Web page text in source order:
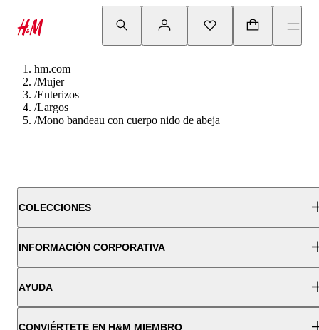
hm.com
/Mujer
/Enterizos
/Largos
/Mono bandeau con cuerpo nido de abeja
COLECCIONES
INFORMACIÓN CORPORATIVA
AYUDA
CONVIÉRTETE EN H&M MIEMBRO